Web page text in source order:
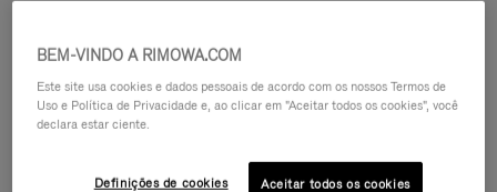
BEM-VINDO A RIMOWA.COM
Este site usa cookies e dados pessoais de acordo com os nossos Termos de
Uso e Política de Privacidade e, ao clicar em "Aceitar todos os cookies", você
declara estar ciente.
Definições de cookies Aceitar todos os cookies